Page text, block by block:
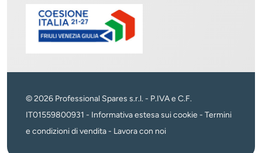
© 2026 Professional Spares s.r.l. - P.IVA e C.F.
IT01559800931 - Informativa estesa sui cookie - Termini
e condizioni di vendita- Lavora con noi